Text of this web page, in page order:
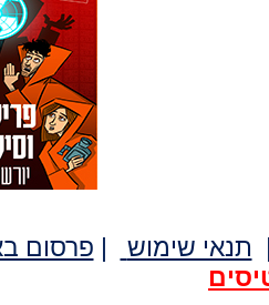
תנאי שימוש | פרסום